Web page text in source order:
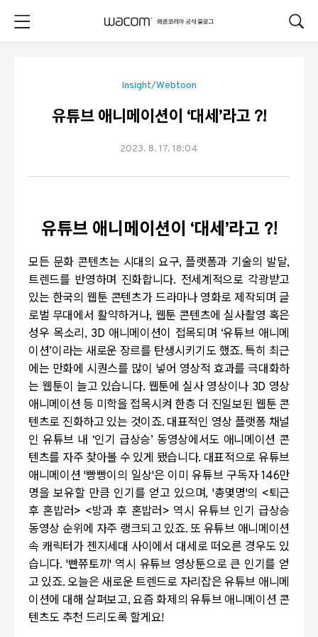
Insight/Webtoon
유튜브 애니메이션이 ‘대세’라고 ?!
2023. 8. 17. 18:04
유튜브 애니메이션이 ‘대세’라고 ?!
모든 문화 콘텐츠는 시대의 요구, 플랫폼과 기술의 발달,
트렌드를 반영하며 진화합니다. 전세계적으로 각광받고
있는 한국의 웹툰 콘텐츠가 드라마나 영화로 제작되며 글
로벌 무대에서 활약하거나, 웹툰 콘텐츠에 실사촬영 혹은
성우 목소리, 3D 애니메이션이 접목되며 ‘유튜브 애니메
이션’이라는 새로운 장르를 탄생시키기도 했죠.특히 최근
에는 만화에 시퀀스를 많이 넣어 영상적 효과를 극대화하
는 웹툰이 늘고 있습니다. 웹툰에 실사 영상이나 3D 영상
애니메이션 등 미학을 접목시켜 한층 더 진일보된 웹툰 콘
텐츠로 진화하고 있는 것이죠. 대표적인 영상 플랫폼 채널
인 유튜브 내 ‘인기 급상승’ 동영상에서도 애니메이션 콘
텐츠를 자주 찾아볼 수 있게 됐습니다. 대표적으로 유튜브
애니메이션'빵빵이의 일상'은 이미 유튜브 구독자146만
명을 보유할 만큼 인기를 얻고 있으며, '총몇명'의 <퇴근
후 혼밥러> <방과 후 혼밥러> 역시 유튜브 인기 급상승
동영상 순위에 자주 랭크되고 있죠. 또 유튜브 애니메이션
속 캐릭터가 젠지세대 사이에서 대세로 떠오른 경우도 있
습니다. '빤쮸토끼' 역시 유튜브 영상툰으로 큰 인기를 얻
고 있죠. 오늘은 새로운 트렌드로 자리잡은 유튜브 애니메
이션에 대해 살펴보고,요즘 화제의 유튜브 애니메이션 콘
텐츠도 추천 드리도록 할게요!